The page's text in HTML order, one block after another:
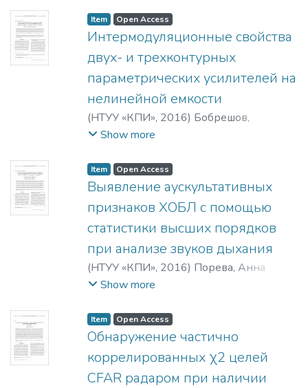
Alexander E.;Nosatyuk, Sergey O.
S.
Item Open Access
Интермодуляционные свойства
двух- и трехконтурных
параметрических усилителей на
нелинейной емкости
(НТУУ «КПИ», 2016) Бобрешов,
Анатолий Михайлович
Николаевна;Гулько, Олег Игоревич
Усков, Григорий Константинович;
Bobreshov, Anatoly M.
Mymrikova, Nina N.;Gulko, Oleg I.;Uskov,
Grigorii K.
Show more
Item Open Access
Выявление аускультативных
признаков ХОБЛ с помощью
статистики высших порядков
при анализе звуков дыхания
(НТУУ «КПИ», 2016) Порева, Анна
Сергеевна;Карплюк, Евгений
Анатольевна;Макаренков, Анатолий
Павлович;Poreva, Anna S.;Karplyuk, Ye. S.
Makarenkova, Anastasiia Anatolevna;
Makarenkov, Anatoliy Pavlovich
Show more
Item Open Access
Обнаружение частично
коррелированных χ2 целей
CFAR радаром при наличии